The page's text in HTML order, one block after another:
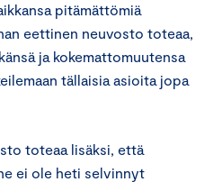
pitämättömiä
eettinen neuvosto toteaa,
ja kokemattomuutensa
tällaisia asioita jopa
toteaa lisäksi, että
ei ole heti selvinnyt